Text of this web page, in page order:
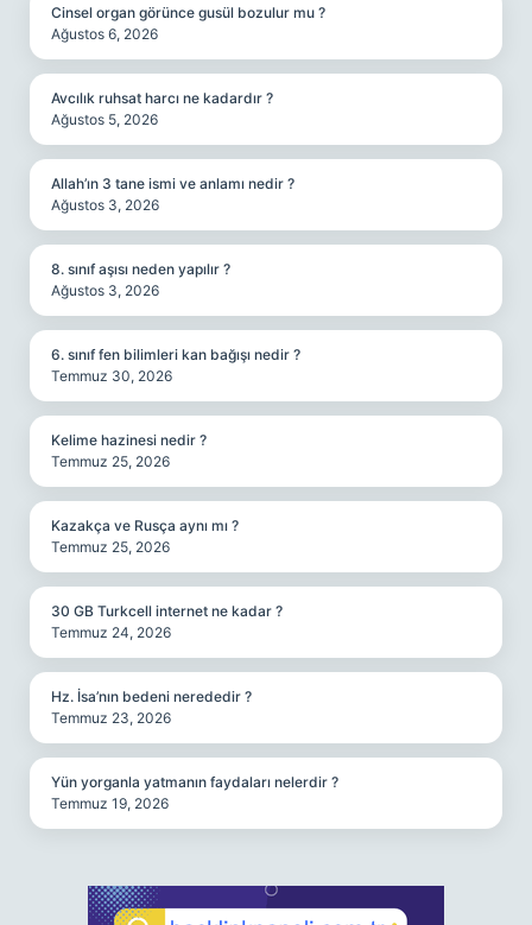
Cinsel organ görünce gusül bozulur mu ?
Ağustos 6, 2026
Avcılık ruhsat harcı ne kadardır ?
Ağustos 5, 2026
Allah’ın 3 tane ismi ve anlamı nedir ?
Ağustos 3, 2026
8. sınıf aşısı neden yapılır ?
Ağustos 3, 2026
6. sınıf fen bilimleri kan bağışı nedir ?
Temmuz 30, 2026
Kelime hazinesi nedir ?
Temmuz 25, 2026
Kazakça ve Rusça aynı mı ?
Temmuz 25, 2026
30 GB Turkcell internet ne kadar ?
Temmuz 24, 2026
Hz. İsa’nın bedeni nerededir ?
Temmuz 23, 2026
Yün yorganla yatmanın faydaları nelerdir ?
Temmuz 19, 2026